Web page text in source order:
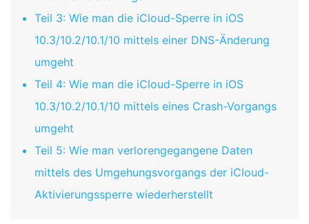
Teil 3: Wie man die iCloud-Sperre in iOS
10.3/10.2/10.1/10 mittels einer DNS-Änderung
umgeht
Teil 4: Wie man die iCloud-Sperre in iOS
10.3/10.2/10.1/10 mittels eines Crash-Vorgangs
umgeht
Teil 5: Wie man verlorengegangene Daten
mittels des Umgehungsvorgangs der iCloud-
Aktivierungssperre wiederherstellt